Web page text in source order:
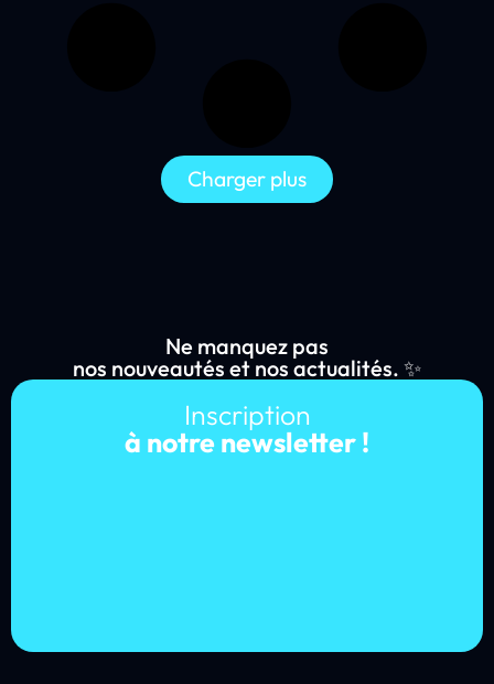
Charger plus
Ne manquez pas
nos nouveautés et nos actualités. ✨
Inscription
à notre newsletter !